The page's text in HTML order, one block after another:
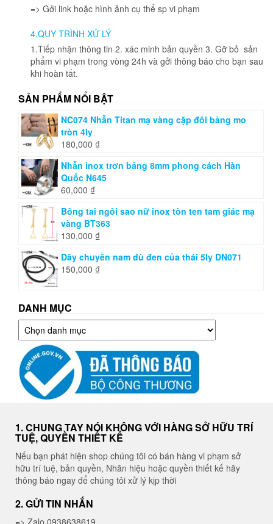
=> Gởi link hoặc hình ảnh cụ thể sp vi phạm
4.QUY TRÌNH XỬ LÝ
1.Tiếp nhận thông tin 2. xác minh bản quyền 3. Gỡ bỏ sản
phẩm vi phạm trong vòng 24h và gởi thông báo cho bạn sau
khi hoàn tất.
SẢN PHẨM NỔI BẬT
NC074 Nhẫn Titan mạ vàng cặp đôi bảng mo
tròn 4ly
180,000 ₫
Nhẫn inox trơn bảng 8mm phong cách Hàn
Quốc N645
60,000 ₫
Bông tai ngôi sao nữ inox tòn ten tam giác mạ
vàng BT363
130,000 ₫
Dây chuyền nam dù đen của thái 5ly DN071
150,000 ₫
DANH MỤC
Danh
mục
1. CHUNG TAY NÓI KHÔNG VỚI HÀNG SỞ HỮU TRÍ
TUỆ, QUYỀN THIẾT KẾ
Nếu bạn phát hiện shop chúng tôi có bán hàng vi phạm sở
hữu trí tuệ, bản quyền, Nhãn hiệu hoặc quyền thiết kế hãy
thông báo ngay để chúng tôi xử lý kịp thời
2. GỬI TIN NHẮN
=> Zalo 0938638619